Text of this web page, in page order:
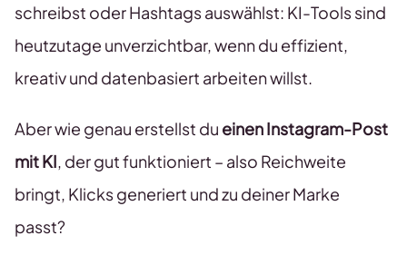
schreibst oder Hashtags auswählst: KI-Tools sind
heutzutage unverzichtbar, wenn du effizient,
kreativ und datenbasiert arbeiten willst.
Aber wie genau erstellst du einen Instagram-Post
mit KI, der gut funktioniert – also Reichweite
bringt, Klicks generiert und zu deiner Marke
passt?